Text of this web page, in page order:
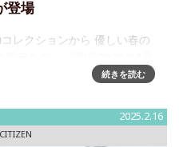
登場
レクションから 優しい春の
、上品で凛としたデザイン
続きを読む
2025.2.16
CITIZEN